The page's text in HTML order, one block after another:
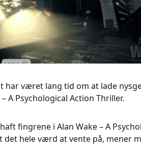
har været lang tid om at lade
A Psychological Action Thriller.
fingrene i Alan Wake – A
hele værd at vente på, mener